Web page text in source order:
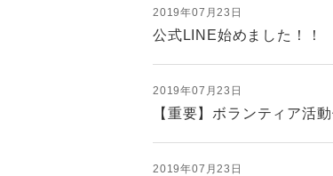
2019年07月23日
公式LINE始めました！！
2019年07月23日
【重要】ボランティア活
2019年07月23日